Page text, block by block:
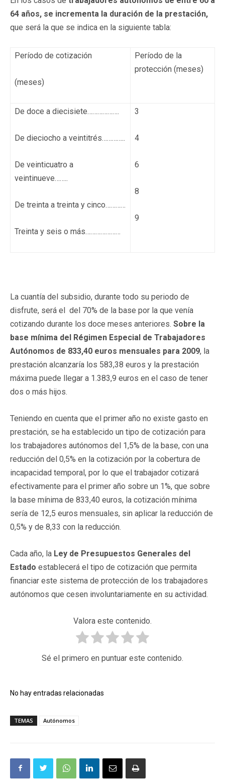
64 años, se incrementa la duración de la prestación,
que será la que se indica en la siguiente tabla:
Período de cotización
(meses)
Período de la
protección (meses)
De doce a diecisiete……………….
De dieciocho a veintitrés…………..
De veinticuatro a
veintinueve……..
De treinta a treinta y cinco…………
Treinta y seis o más…………………
3
4
6
8
9
La cuantía del subsidio, durante todo su periodo de
disfrute, será el del 70% de la base por la que venía
cotizando durante los doce meses anteriores. Sobre la
base mínima del Régimen Especial de Trabajadores
Autónomos de 833,40 euros mensuales para 2009, la
prestación alcanzaría los 583,38 euros y la prestación
máxima puede llegar a 1.383,9 euros en el caso de tener
dos o más hijos.
Teniendo en cuenta que el primer año no existe gasto en
prestación, se ha establecido un tipo de cotización para
los trabajadores autónomos del 1,5% de la base, con una
reducción del 0,5% en la cotización por la cobertura de
incapacidad temporal, por lo que el trabajador cotizará
efectivamente para el primer año sobre un 1%, que sobre
la base mínima de 833,40 euros, la cotización mínima
sería de 12,5 euros mensuales, sin aplicar la reducción de
0,5% y de 8,33 con la reducción.
Cada año, la Ley de Presupuestos Generales del
Estado establecerá el tipo de cotización que permita
financiar este sistema de protección de los trabajadores
autónomos que cesen involuntariamente en su actividad.
Valora este contenido.
Sé el primero en puntuar este contenido.
No hay entradas relacionadas
TEMAS Autónomos